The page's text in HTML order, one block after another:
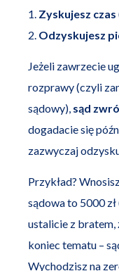
1. Zyskujesz czas
2. Odzyskujesz
Jeżeli zawrzecie
rozprawy (czyli
sądowy), sąd
dogadacie się
zazwyczaj
Przykład?
sądowa to 5000
ustalicie z bratem,
koniec tematu –
Wychodzisz na